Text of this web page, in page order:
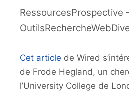
RessourcesProspective
Cet article de Wired
de Frode Hegland, un
l’University College de